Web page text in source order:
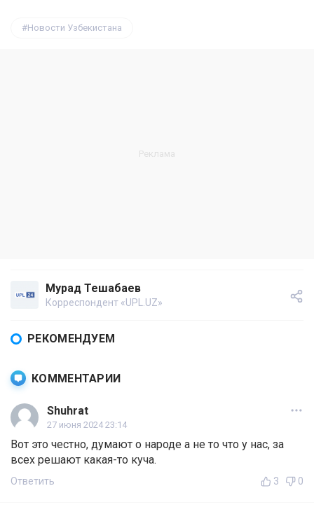
Новости Узбекистана
Мурад Тешабаев
Корреспондент «UPL.UZ»
РЕКОМЕНДУЕМ
КОММЕНТАРИИ
Shuhrat
27 июня 2024 23:14
Вот это честно, думают о народе а не то что у нас, за
всех решают какая-то куча.
Ответить 3 0